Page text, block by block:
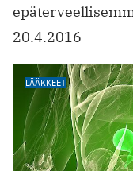
20.4.2016
LÄÄKKEET